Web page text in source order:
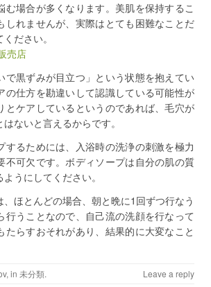
む場合が多くなります。美肌を保持するこ
しれませんが、実際はとても困難なことだ
ださい。
売店
で黒ずみが目立つ」という状態を抱えてい
の仕方を勘違いして認識している可能性が
とケアしているというのであれば、毛穴が
ないと言えるからです。
するためには、入浴時の洗浄の刺激を極力
不可欠です。ボディソープは自分の肌の質
うにしてください。
ほとんどの場合、朝と晩に1回ずつ行なう
行うことなので、自己流の洗顔を行なって
たらすおそれがあり、結果的に大変なこと
, in 未分類. Leave a reply